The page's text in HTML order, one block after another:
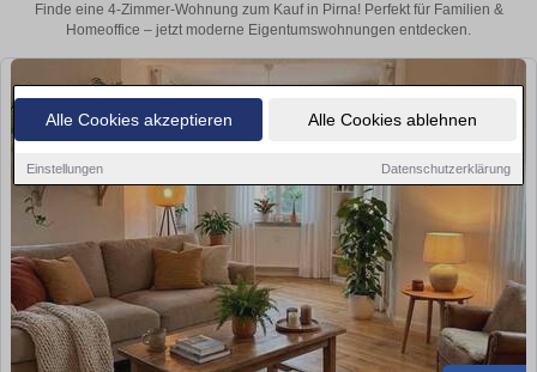
Alle Cookies akzeptieren Alle Cookies ablehnen
Einstellungen Datenschutzerklärung
Finde eine 4-Zimmer-Wohnung zum Kauf in Pirna! Perfekt für Familien &
Homeoffice – jetzt moderne Eigentumswohnungen entdecken.